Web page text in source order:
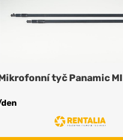
tyč Panamic